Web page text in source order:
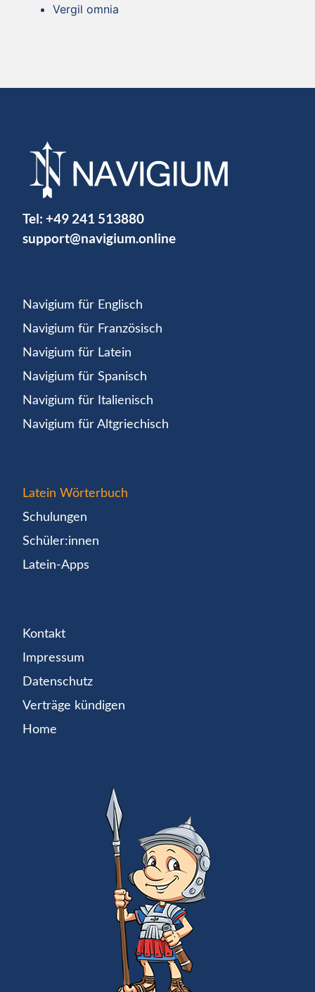
Vergil omnia
Tel: +49 241 513880
support@navigium.online
Navigium für Englisch
Navigium für Französisch
Navigium für Latein
Navigium für Spanisch
Navigium für Italienisch
Navigium für Altgriechisch
Latein Wörterbuch
Schulungen
Schüler:innen
Latein-Apps
Kontakt
Impressum
Datenschutz
Verträge kündigen
Home